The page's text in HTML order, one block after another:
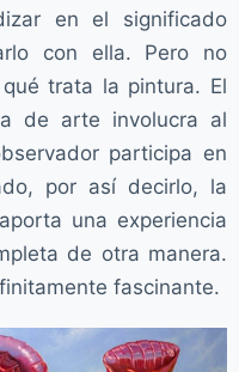
en el significado
con ella. Pero no
trata la pintura. El
de arte involucra al
participa en
por así decirlo, la
una experiencia
de otra manera.
fascinante.